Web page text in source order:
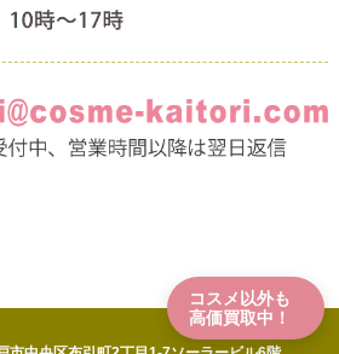
コスメ以外も
高価買取中！